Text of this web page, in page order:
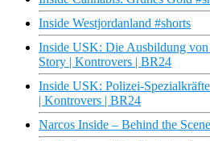
Inside Westjordanland #shorts
Inside USK: Die Ausbildung
Story | Kontrovers | BR24
Inside USK: Polizei-
| Kontrovers | BR24
Narcos Inside – Behind the